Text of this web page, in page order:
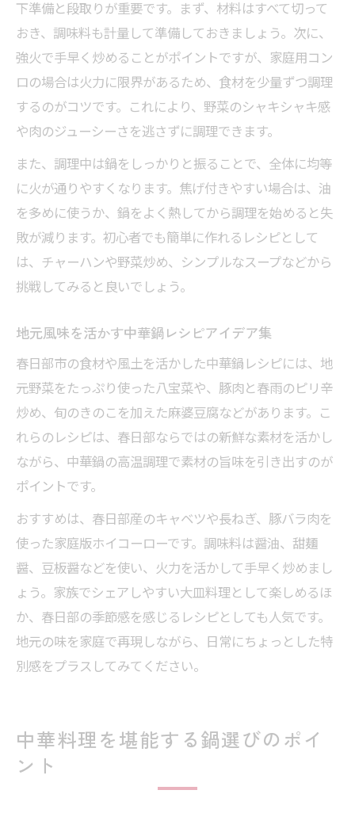
下準備と段取りが重要です。まず、材料はすべて切って
おき、調味料も計量して準備しておきましょう。次に、
強火で手早く炒めることがポイントですが、家庭用コン
ロの場合は火力に限界があるため、食材を少量ずつ調理
するのがコツです。これにより、野菜のシャキシャキ感
や肉のジューシーさを逃さずに調理できます。
また、調理中は鍋をしっかりと振ることで、全体に均等
に火が通りやすくなります。焦げ付きやすい場合は、油
を多めに使うか、鍋をよく熱してから調理を始めると失
敗が減ります。初心者でも簡単に作れるレシピとして
は、チャーハンや野菜炒め、シンプルなスープなどから
挑戦してみると良いでしょう。
地元風味を活かす中華鍋レシピアイデア集
春日部市の食材や風土を活かした中華鍋レシピには、地
元野菜をたっぷり使った八宝菜や、豚肉と春雨のピリ辛
炒め、旬のきのこを加えた麻婆豆腐などがあります。こ
れらのレシピは、春日部ならではの新鮮な素材を活かし
ながら、中華鍋の高温調理で素材の旨味を引き出すのが
ポイントです。
おすすめは、春日部産のキャベツや長ねぎ、豚バラ肉を
使った家庭版ホイコーローです。調味料は醤油、甜麺
醤、豆板醤などを使い、火力を活かして手早く炒めまし
ょう。家族でシェアしやすい大皿料理として楽しめるほ
か、春日部の季節感を感じるレシピとしても人気です。
地元の味を家庭で再現しながら、日常にちょっとした特
別感をプラスしてみてください。
中華料理を堪能する鍋選びのポイ
ント